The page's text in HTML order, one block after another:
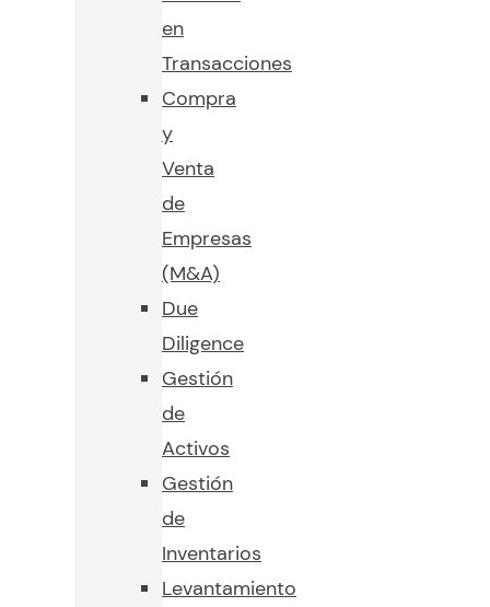
en
Transacciones
Compra
y
Venta
de
Empresas
(M&A)
Due
Diligence
Gestión
de
Activos
Gestión
de
Inventarios
Levantamiento